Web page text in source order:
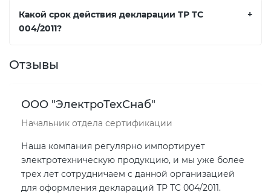
Какой срок действия декларации ТР ТС
004/2011?
+
Отзывы
ООО "ЭлектроТехСнаб"
Начальник отдела сертификации
Наша компания регулярно импортирует
электротехническую продукцию, и мы уже более
трех лет сотрудничаем с данной организацией
для оформления деклараций ТР ТС 004/2011.